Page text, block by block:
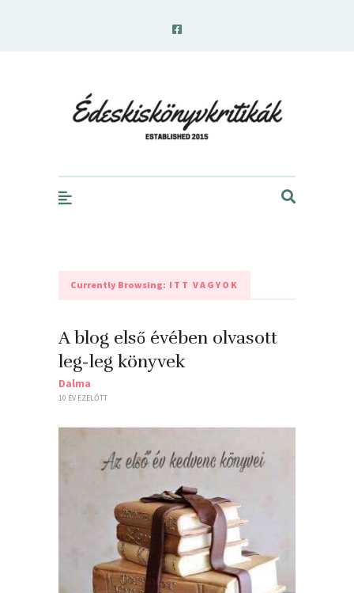
Currently Browsing: ITT VAGYOK
A blog első évében olvasott
leg-leg könyvek
Dalma
10 ÉV EZELŐTT